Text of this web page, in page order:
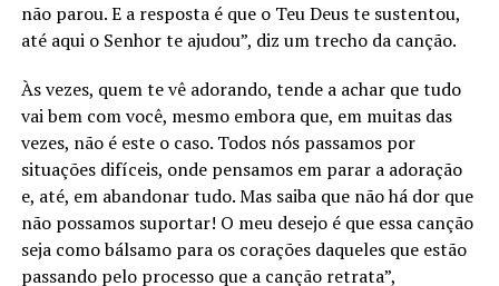
não parou. E a resposta é que o Teu Deus te sustentou,
até aqui o Senhor te ajudou”, diz um trecho da canção.
Às vezes, quem te vê adorando, tende a achar que tudo
vai bem com você, mesmo embora que, em muitas das
vezes, não é este o caso. Todos nós passamos por
situações difíceis, onde pensamos em parar a adoração
e, até, em abandonar tudo. Mas saiba que não há dor que
não possamos suportar! O meu desejo é que essa canção
seja como bálsamo para os corações daqueles que estão
passando pelo processo que a canção retrata”,